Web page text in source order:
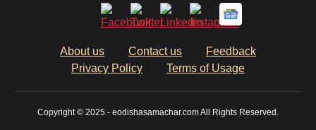
About us Contact us
Feedback
Privacy Policy
Terms of Usage
Copyright © 2025 - eodishasamachar.com All Rights Reserved.